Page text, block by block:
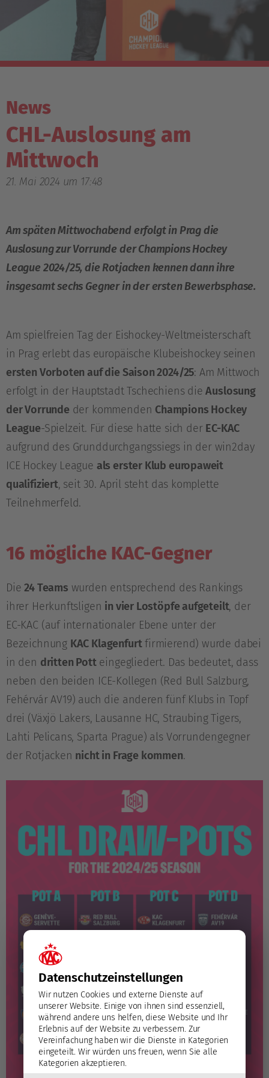
Datenschutz­einstellungen
Wir nutzen Cookies und externe Dienste auf
unserer Website. Einige von ihnen sind essenziell,
während andere uns helfen, diese Website und Ihr
Erlebnis auf der Website zu verbessern. Zur
Vereinfachung haben wir die Dienste in Kategorien
eingeteilt. Wir würden uns freuen, wenn Sie alle
Kategorien akzeptieren.
News
CHL-Auslosung am
Mittwoch
21. Mai 2024 um 17:48
Am späten Mittwochabend erfolgt in Prag die
Auslosung zur Vorrunde der Champions Hockey
League 2024/25, die Rotjacken kennen dann ihre
insgesamt sechs Gegner in der ersten Bewerbsphase.
Am spielfreien Tag der Eishockey-Weltmeisterschaft
in Prag erlebt das europäische Klubeishockey seinen
ersten Vorboten auf die Saison 2024/25: Am Mittwoch
erfolgt in der Hauptstadt Tschechiens dieAuslosung
der Vorrunde der kommenden Champions Hockey
League-Spielzeit. Für diese hatte sich der EC-KAC
aufgrund des Grunddurchgangssiegs in der win2day
ICE Hockey League als erster Klub europaweit
qualifiziert, seit 30. April steht das komplette
Teilnehmerfeld.
16 mögliche KAC-Gegner
Die24 Teams wurden entsprechend des Rankings
ihrer Herkunftsligen in vier Lostöpfe aufgeteilt, der
EC-KAC (auf internationaler Ebene unter der
Bezeichnung KAC Klagenfurtfirmierend) wurde dabei
in den dritten Potteingegliedert. Das bedeutet, dass
neben den beiden ICE-Kollegen (Red Bull Salzburg,
Fehérvár AV19) auch die anderen fünf Klubs in Topf
drei (Växjö Lakers, Lausanne HC, Straubing Tigers,
Lahti Pelicans, Sparta Prague) als Vorrundengegner
der Rotjacken nicht in Frage kommen.